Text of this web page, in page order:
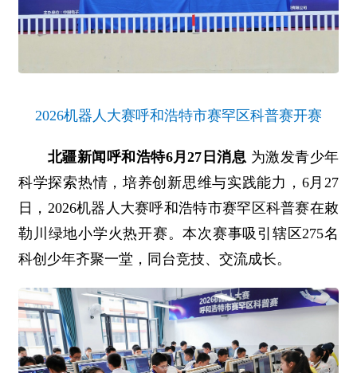
2026机器人大赛呼和浩特市赛罕区科普赛开赛
北疆新闻呼和浩特6月27日消息 为激发青少年
科学探索热情，培养创新思维与实践能力，6月27
日，2026机器人大赛呼和浩特市赛罕区科普赛在敕
勒川绿地小学火热开赛。本次赛事吸引辖区275名
科创少年齐聚一堂，同台竞技、交流成长。